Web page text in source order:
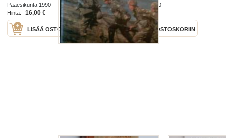
Pääesikunta 1990
Hinta:
16,00 €
LISÄÄ OSTOSKORIIN
Pääesikunta 1990
Hinta:
10,00 €
LISÄÄ OSTOSKORIIN